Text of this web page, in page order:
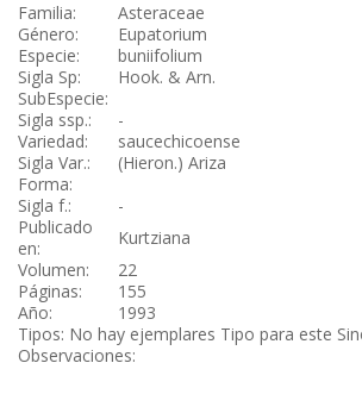
Familia:
Asteraceae
Género:
Eupatorium
Especie:
buniifolium
Sigla Sp:
Hook. & Arn.
SubEspecie:
Sigla ssp.:
-
Variedad:
saucechicoense
Sigla Var.:
(Hieron.) Ariza
Forma:
Sigla f.:
-
Publicado
en:
Kurtziana
Volumen:
22
Páginas:
155
Año:
1993
Tipos: No hay ejemplares Tipo para este
Observaciones: